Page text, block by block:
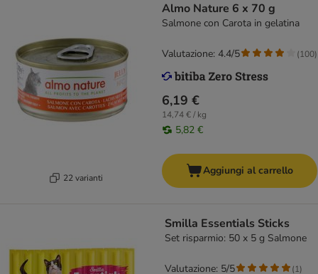
22 varianti
Almo Nature 6 x 70 g
Salmone con Carota in gelatina
6,19 €
14,74 € / kg
5,82 €
Valutazione: 4.4/5 (100)
Aggiungi al carrello
Smilla Essentials Sticks
Set risparmio: 50 x 5 g Salmone
Valutazione: 5/5 (1)